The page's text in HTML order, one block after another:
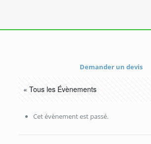
Demander un devis
« Tous les Évènements
Cet évènement est passé.